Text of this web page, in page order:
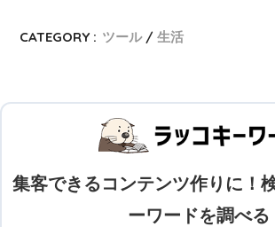
CATEGORY : ツール 生活
集客できるコンテンツ作りに！
ーワードを調べる